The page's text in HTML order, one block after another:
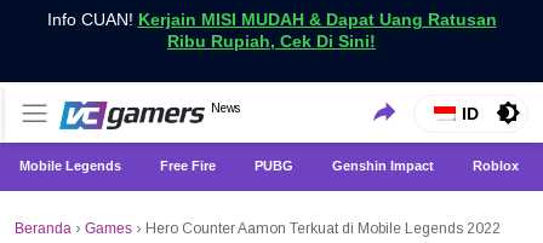
Info CUAN! Kerjain MISI MUDAH & Dapat Uang Ratusan
Ribu Rupiah, Cek Di Sini!
VCGamers News
News
Dapatkan Berita Games Terbaru Hanya di VCGamers
ID
Mobile Legends Free Fire PUBG Genshin Impact Roblox
Beranda › Games › Hero Counter Aamon Terkuat di Mobile Legends 2022